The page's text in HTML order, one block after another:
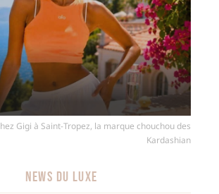
Gigi à Saint-Tropez, la marque chouchou des
Kardashian
NEWS DU LUXE